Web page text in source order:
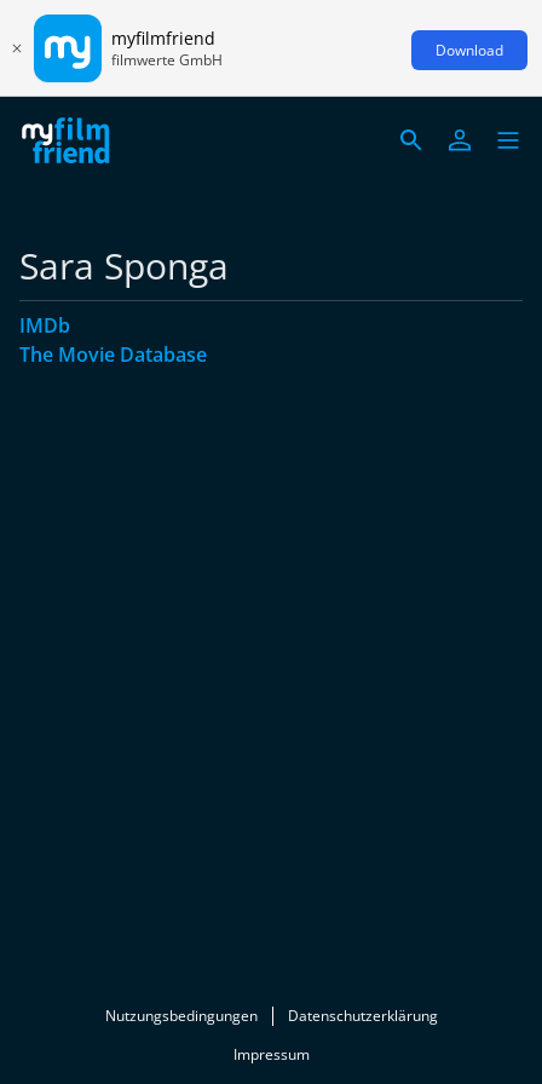
myfilmfriend
filmwerte GmbH Download
Sara Sponga
IMDb
The Movie Database
Nutzungsbedingungen
Datenschutzerklärung
Impressum